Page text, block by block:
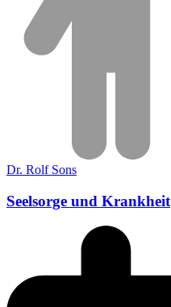
Dr. Rolf Sons
Seelsorge und Krankheit